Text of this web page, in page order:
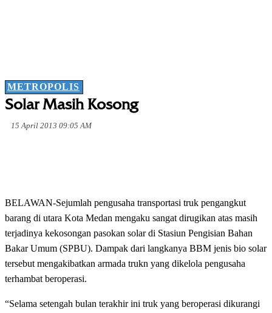
METROPOLIS
Solar Masih Kosong
15 April 2013 09:05 AM
BELAWAN-Sejumlah pengusaha transportasi truk pengangkut
barang di utara Kota Medan mengaku sangat dirugikan atas masih
terjadinya kekosongan pasokan solar di Stasiun Pengisian Bahan
Bakar Umum (SPBU). Dampak dari langkanya BBM jenis bio solar
tersebut mengakibatkan armada trukn yang dikelola pengusaha
terhambat beroperasi.
“Selama setengah bulan terakhir ini truk yang beroperasi dikurangi